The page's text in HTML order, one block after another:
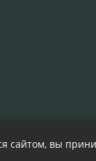
сайтом, вы